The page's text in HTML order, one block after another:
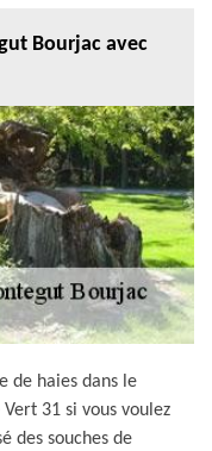
Bourjac avec
de haies dans le
Vert 31 si vous voulez
des souches de